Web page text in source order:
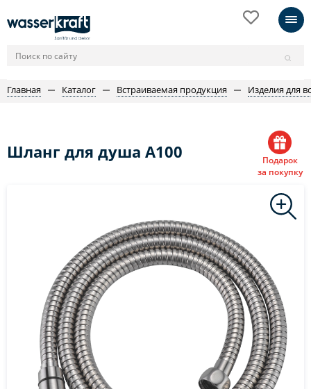
Главная Каталог Встраиваемая продукция Изделия для
Шланг для душа A100
Подарок
за покупку